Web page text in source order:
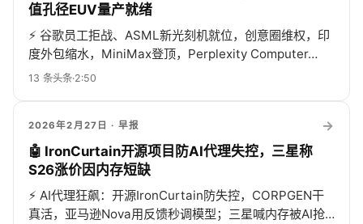
值孔径EUV量产就绪
⚡ 谷歌员工拒战、ASML新光刻机就位，创意圈维权，印
度外包缩水，MiniMax登顶，Perplexity Computer…
13 条头条·2:50
2026年2月27日 · 早报
→
🤖 IronCurtain开源项目防AI代理失控，三星称
S26涨价因内存短缺
⚡ AI代理狂飙：开源IronCurtain防失控，CORPGEN干
真活，亚马逊Nova用反馈秒调模型；三星喊内存被AI抢